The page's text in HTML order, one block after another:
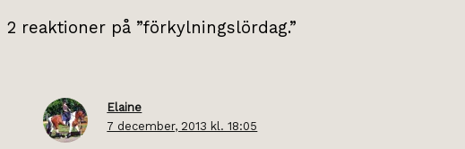
2 reaktioner på ”förkylningslördag.”
Elaine
7 december, 2013 kl. 18:05